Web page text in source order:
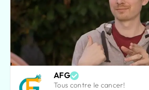
AFG
Tous contre le cancer!